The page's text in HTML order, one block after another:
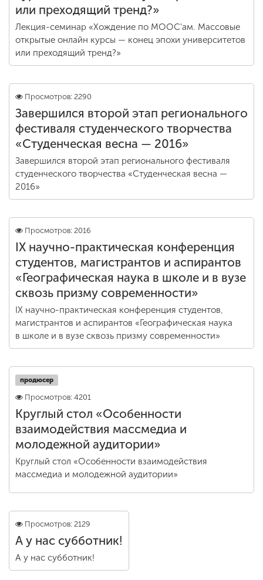
или преходящий тренд?»
Лекция-семинар «Хождение по MOOC'ам. Массовые
открытые онлайн курсы — конец эпохи университетов
или преходящий тренд?»
Просмотров: 2290
Завершился второй этап регионального
фестиваля студенческого творчества
«Студенческая весна — 2016»
Завершился второй этап регионального фестиваля
студенческого творчества «Студенческая весна —
2016»
Просмотров: 2016
IX научно-практическая конференция
студентов, магистрантов и аспирантов
«Географическая наука в школе и в вузе
сквозь призму современности»
IX научно-практическая конференция студентов,
магистрантов и аспирантов «Географическая наука
в школе и в вузе сквозь призму современности»
продюсер
Просмотров: 4201
Круглый стол «Особенности
взаимодействия массмедиа и
молодежной аудитории»
Круглый стол «Особенности взаимодействия
массмедиа и молодежной аудитории»
Просмотров: 2129
А у нас субботник!
А у нас субботник!